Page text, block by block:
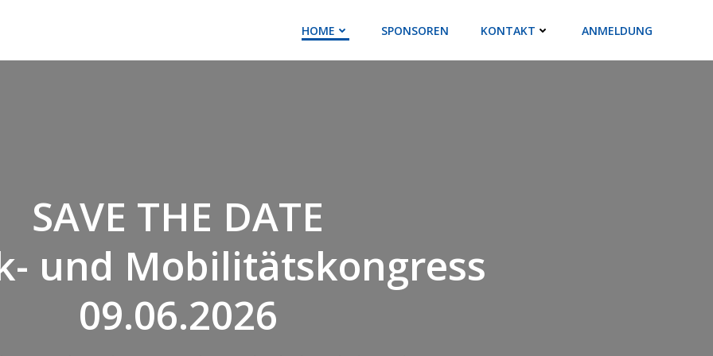
HOME SPONSOREN KONTAKT ANMELDUNG
SAVE THE DATE
und Mobilitätskongress
09.06.2026